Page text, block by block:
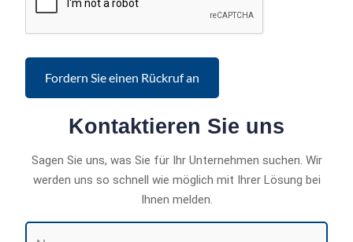
Kontaktieren Sie uns
Sagen Sie uns, was Sie für Ihr Unternehmen suchen. Wir
werden uns so schnell wie möglich mit Ihrer Lösung bei
Ihnen melden.